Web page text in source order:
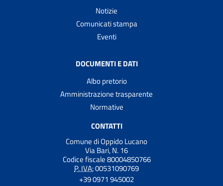
Notizie
Comunicati stampa
Eventi
DOCUMENTI E DATI
Albo pretorio
Amministrazione trasparente
Normative
CONTATTI
Comune di Oppido Lucano
Via Bari, N. 16
Codice fiscale 80004850766
P. IVA:00531090769
+39 0971 945002